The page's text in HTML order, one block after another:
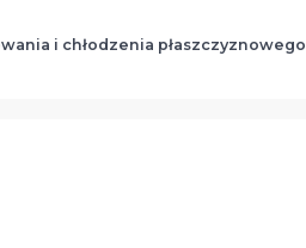
i chłodzenia płaszczyznowego